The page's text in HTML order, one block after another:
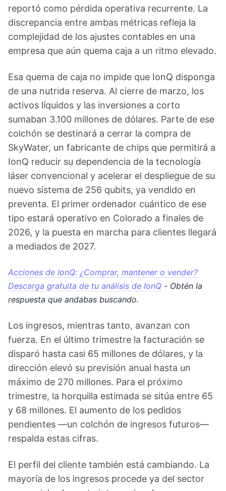
reportó como pérdida operativa recurrente. La
discrepancia entre ambas métricas refleja la
complejidad de los ajustes contables en una
empresa que aún quema caja a un ritmo elevado.
Esa quema de caja no impide que IonQ disponga
de una nutrida reserva. Al cierre de marzo, los
activos líquidos y las inversiones a corto
sumaban 3.100 millones de dólares. Parte de ese
colchón se destinará a cerrar la compra de
SkyWater, un fabricante de chips que permitirá a
IonQ reducir su dependencia de la tecnología
láser convencional y acelerar el despliegue de su
nuevo sistema de 256 qubits, ya vendido en
preventa. El primer ordenador cuántico de ese
tipo estará operativo en Colorado a finales de
2026, y la puesta en marcha para clientes llegará
a mediados de 2027.
Acciones de IonQ: ¿Comprar, mantener o vender?
Descarga gratuita de tu análisis de IonQ - Obtén la
respuesta que andabas buscando.
Los ingresos, mientras tanto, avanzan con
fuerza. En el último trimestre la facturación se
disparó hasta casi 65 millones de dólares, y la
dirección elevó su previsión anual hasta un
máximo de 270 millones. Para el próximo
trimestre, la horquilla estimada se sitúa entre 65
y 68 millones. El aumento de los pedidos
pendientes —un colchón de ingresos futuros—
respalda estas cifras.
El perfil del cliente también está cambiando. La
mayoría de los ingresos procede ya del sector